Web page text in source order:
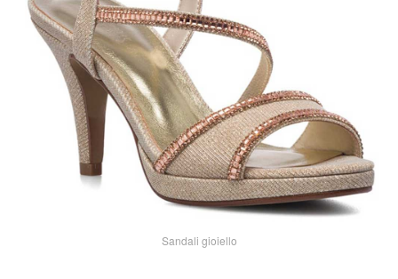
Sandali gioiello